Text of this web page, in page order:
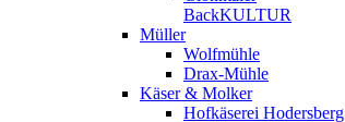
BackKULTUR
Müller
Wolfmühle
Drax-Mühle
Käser & Molker
Hofkäserei Hodersberg